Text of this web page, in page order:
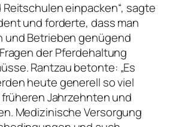
einpacken“, sagte
und forderte, dass man
und Betrieben genügend
der Pferdehaltung
Rantzau betonte: „Es
heute generell so viel
Jahrzehnten und
Medizinische Versorgung